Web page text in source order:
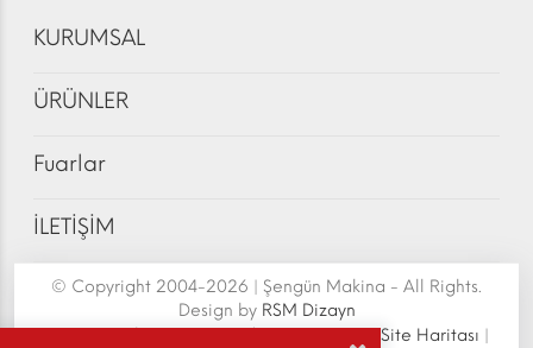
KURUMSAL
ÜRÜNLER
Fuarlar
İLETİŞİM
© Copyright 2004-2026 | Şengün Makina - All Rights.
Design by RSM Dizayn
Site Haritası |